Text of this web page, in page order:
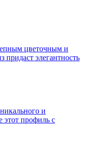
цветочным и
элегантность
и
этот профиль с